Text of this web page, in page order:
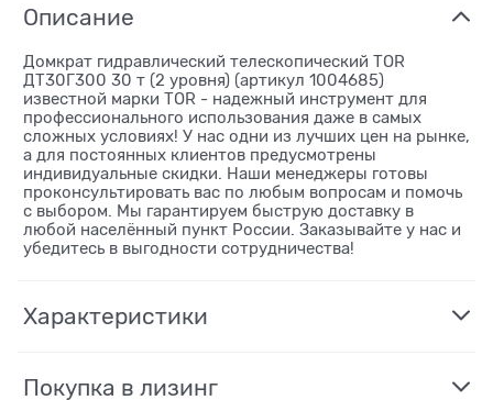
Описание
Домкрат гидравлический телескопический TOR
ДТ30Г300 30 т (2 уровня) (артикул 1004685)
известной марки TOR - надежный инструмент для
профессионального использования даже в самых
сложных условиях! У нас одни из лучших цен на рынке,
а для постоянных клиентов предусмотрены
индивидуальные скидки. Наши менеджеры готовы
проконсультировать вас по любым вопросам и помочь
с выбором. Мы гарантируем быструю доставку в
любой населённый пункт России. Заказывайте у нас и
убедитесь в выгодности сотрудничества!
Характеристики
Покупка в лизинг